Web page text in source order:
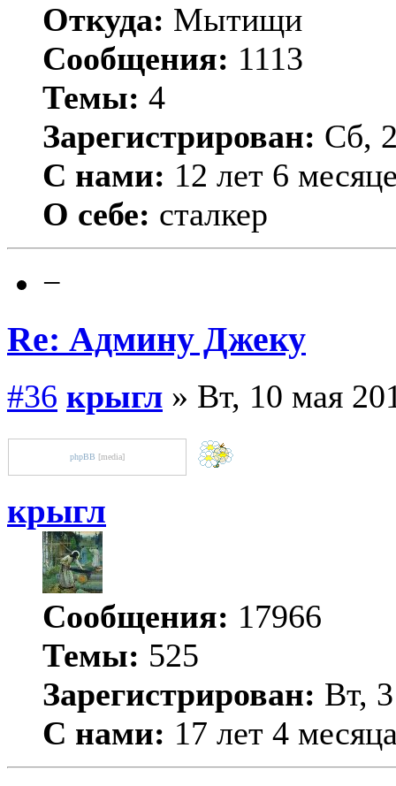
Откуда: Мытищи
Сообщения: 1113
Темы: 4
Зарегистрирован: Сб,
С нами: 12 лет 6
О себе: сталкер
−
Re: Админу Джеку
#36 крыгл » Вт, 10 мая
phpBB [media]
крыгл
Сообщения: 17966
Темы: 525
Зарегистрирован: Вт,
С нами: 17 лет 4